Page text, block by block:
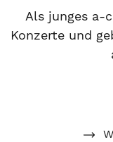
Als junges a-
Konzerte und